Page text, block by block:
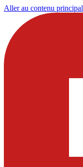
Aller au contenu principal